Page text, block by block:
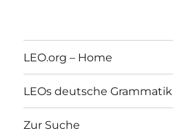
LEO.org – Home
LEOs deutsche Grammatik
Zur Suche